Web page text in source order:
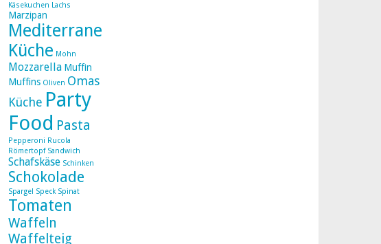
Käsekuchen Lachs
Marzipan
Mediterrane
Küche Mohn
Mozzarella Muffin
Muffins Oliven Omas
Küche Party
Food Pasta
Pepperoni Rucola
Römertopf Sandwich
Schafskäse Schinken
Schokolade
Spargel Speck Spinat
Tomaten
Waffeln
Waffelteig